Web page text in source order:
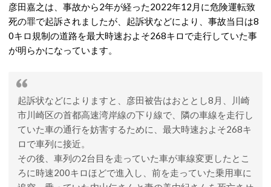
彦田嘉之は、事故から2年が経った2022年12月に危険運転致
死の罪で起訴されましたが、起訴状などにより、事故当日は8
0キロ規制の道路を最大時速およそ268キロで走行していた事
が明らかになっています。
起訴状などによりますと、彦田被告はおととし8月、川崎
市川崎区の首都高速湾岸線の下り線で、隣の車線を走行し
ていた車の通行を妨害するために、最大時速およそ268キ
ロで車列に接近。
その後、車列の2台目を走っていた車が車線変更したとこ
ろに時速200キロほどで進入し、前を走っていた乗用車に